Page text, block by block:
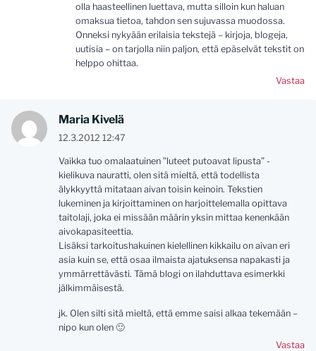
olla haasteellinen luettava, mutta silloin kun haluan
omaksua tietoa, tahdon sen sujuvassa muodossa.
Onneksi nykyään erilaisia tekstejä – kirjoja, blogeja,
uutisia – on tarjolla niin paljon, että epäselvät tekstit on
helppo ohittaa.
Vastaa
Maria Kivelä
12.3.2012 12:47
Vaikka tuo omalaatuinen ”luteet putoavat lipusta” -
kielikuva nauratti, olen sitä mieltä, että todellista
älykkyyttä mitataan aivan toisin keinoin. Tekstien
lukeminen ja kirjoittaminen on harjoittelemalla opittava
taitolaji, joka ei missään määrin yksin mittaa kenenkään
aivokapasiteettia.
Lisäksi tarkoitushakuinen kielellinen kikkailu on aivan eri
asia kuin se, että osaa ilmaista ajatuksensa napakasti ja
ymmärrettävästi. Tämä blogi on ilahduttava esimerkki
jälkimmäisestä.
jk. Olen silti sitä mieltä, että emme saisi alkaa tekemään –
nipo kun olen 🙂
Vastaa